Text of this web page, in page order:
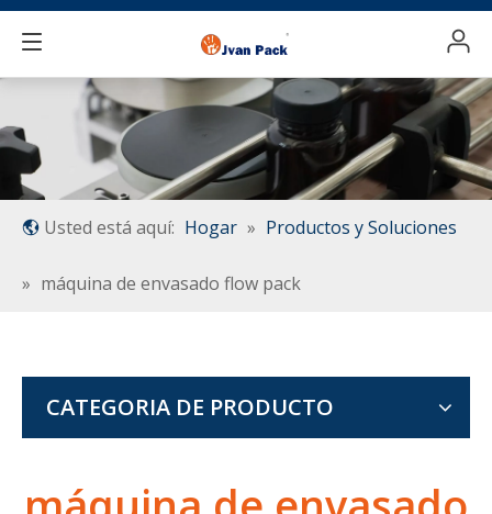
Usted está aquí: Hogar » Productos y Soluciones
» máquina de envasado flow pack
CATEGORIA DE PRODUCTO